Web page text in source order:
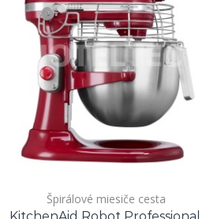
Špirálové miesiče cesta
KitchenAid Robot Professional,